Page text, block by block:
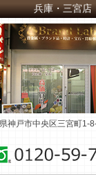
兵庫・三宮店
神戸市中央区三宮町1-